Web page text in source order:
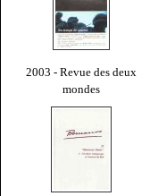
2003 - Revue des deux
mondes